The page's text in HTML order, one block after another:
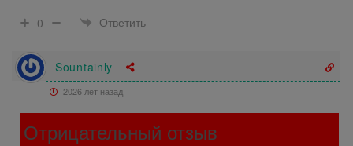
0
Ответить
Sountainly
2026 лет назад
Отрицательный отзыв